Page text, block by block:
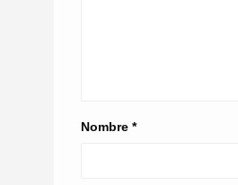
Nombre *